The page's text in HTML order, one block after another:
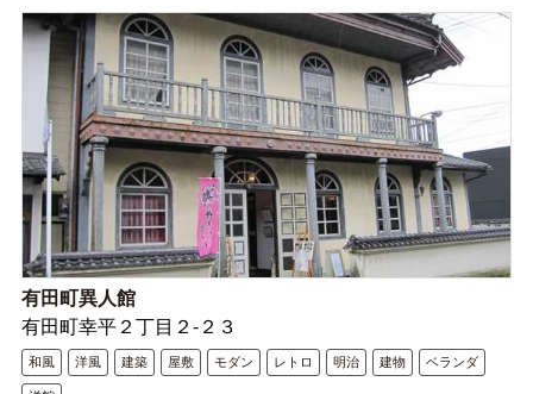
有田町異人館
有田町幸平２丁目２-２３
和風 洋風 建築 屋敷 モダン レトロ 明治 建物 ベランダ